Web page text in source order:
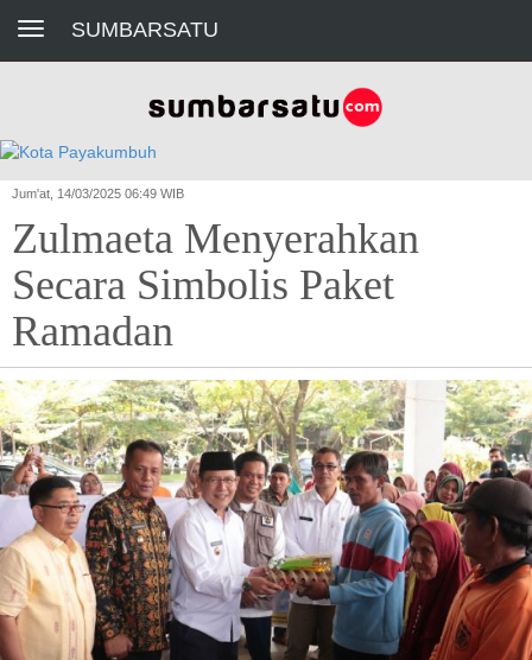
Toggle navigationSUMBARSATU
Jum'at, 14/03/2025 06:49 WIB
Zulmaeta Menyerahkan
Secara Simbolis Paket
Ramadan